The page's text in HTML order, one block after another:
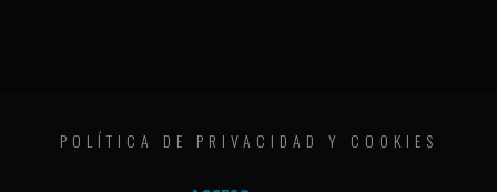
POLÍTICA DE PRIVACIDAD Y COOKIES